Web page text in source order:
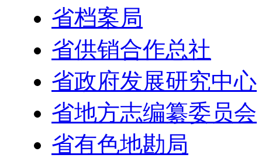
省档案局
省供销合作总社
省政府发展研究中心
省地方志编纂委员会
省有色地勘局